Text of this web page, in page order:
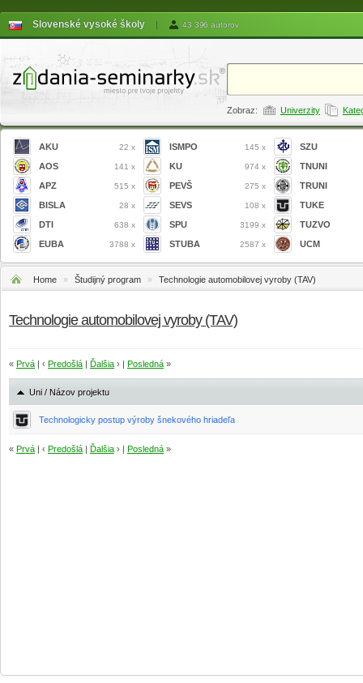
Slovenské vysoké školy | 43 396 autorov
Zobraz: Univerzity
AKU 22 x
AOS 141 x
APZ 515 x
BISLA 28 x
DTI 638 x
EUBA 3788 x
ISMPO 145 x
KU 974 x
PEVŠ 275 x
SEVS 108 x
SPU 3199 x
STUBA 2587 x
SZU
TNUNI
TRUNI
TUKE
TUZVO
UCM
Home » Študijný program » Technologie automobilovej vyroby (TAV)
Technologie automobilovej vyroby (TAV)
« Prvá | ‹ Predošlá | Ďalšia › | Posledná »
Uni / Názov projektu
Technologicky postup výroby šnekového hriadeľa
« Prvá | ‹ Predošlá | Ďalšia › | Posledná »